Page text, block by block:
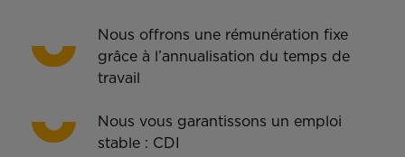
Nous offrons une rémunération fixe
grâce à l’annualisation du temps de
travail
Nous vous garantissons un emploi
stable : CDI